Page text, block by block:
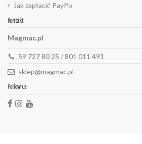
Jak zapłacić PayPo
Kontakt
Magmac.pl
59 727 80 25 / 801 011 491
sklep@magmac.pl
Follow us